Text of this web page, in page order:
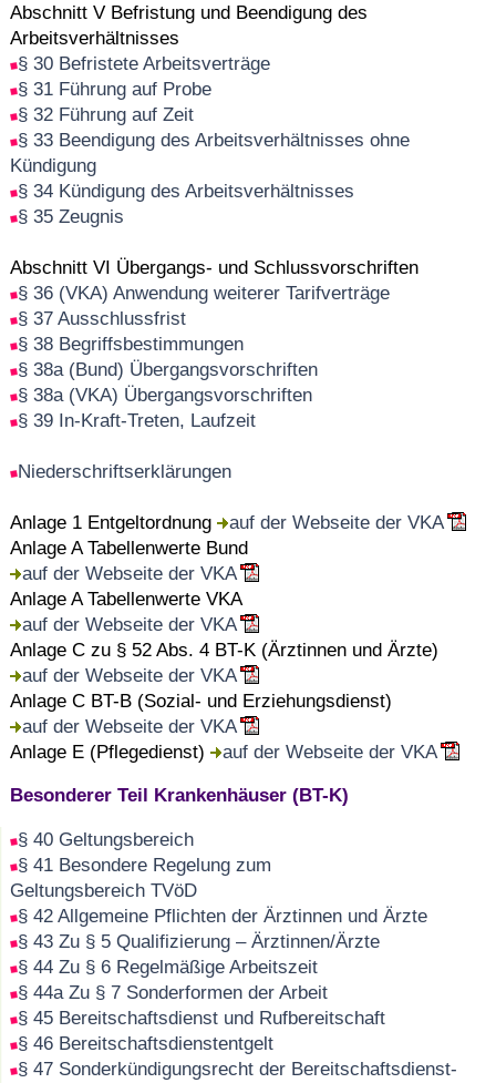
Abschnitt V Befristung und Beendigung des
Arbeitsverhältnisses
§ 30 Befristete Arbeitsverträge
§ 31 Führung auf Probe
§ 32 Führung auf Zeit
§ 33 Beendigung des Arbeitsverhältnisses ohne
Kündigung
§ 34 Kündigung des Arbeitsverhältnisses
§ 35 Zeugnis
Abschnitt VI Übergangs- und Schlussvorschriften
§ 36 (VKA) Anwendung weiterer Tarifverträge
§ 37 Ausschlussfrist
§ 38 Begriffsbestimmungen
§ 38a (Bund) Übergangsvorschriften
§ 38a (VKA) Übergangsvorschriften
§ 39 In-Kraft-Treten, Laufzeit
Niederschriftserklärungen
Anlage 1 Entgeltordnung
auf der Webseite der VKA
Anlage A Tabellenwerte Bund
auf der Webseite der VKA
Anlage A Tabellenwerte VKA
auf der Webseite der VKA
Anlage C zu § 52 Abs. 4 BT-K (Ärztinnen und Ärzte)
auf der Webseite der VKA
Anlage C BT-B (Sozial- und Erziehungsdienst)
auf der Webseite der VKA
Anlage E (Pflegedienst)
auf der Webseite der VKA
Besonderer Teil Krankenhäuser (BT-K)
§ 40 Geltungsbereich
§ 41 Besondere Regelung zum
Geltungsbereich TVöD
§ 42 Allgemeine Pflichten der Ärztinnen und Ärzte
§ 43 Zu § 5 Qualifizierung – Ärztinnen/Ärzte
§ 44 Zu § 6 Regelmäßige Arbeitszeit
§ 44a Zu § 7 Sonderformen der Arbeit
§ 45 Bereitschaftsdienst und Rufbereitschaft
§ 46 Bereitschaftsdienstentgelt
§ 47 Sonderkündigungsrecht der Bereitschaftsdienst-